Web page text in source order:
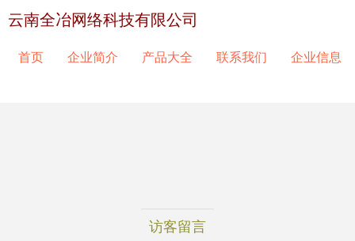
云南全冶网络科技有限公司
首页 企业简介 产品大全 联系我们 企业信息
访客留言